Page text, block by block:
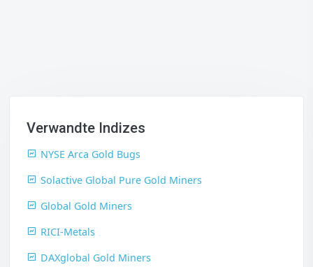
Verwandte Indizes
NYSE Arca Gold Bugs
Solactive Global Pure Gold Miners
Global Gold Miners
RICI-Metals
DAXglobal Gold Miners